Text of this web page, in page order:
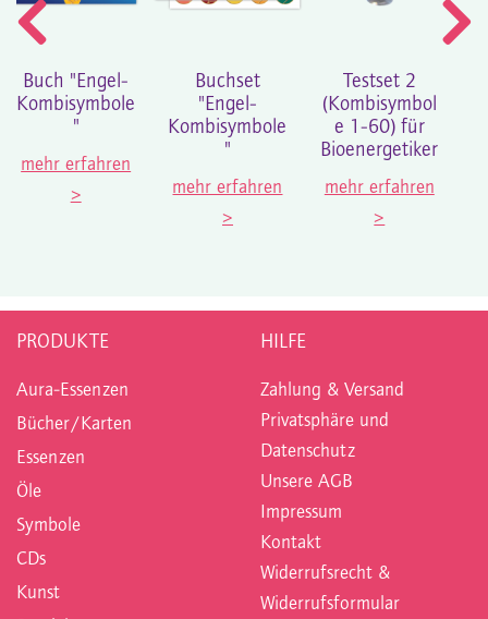
Buch "Engel-
Kombisymbole
"
mehr erfahren
>
Buchset
"Engel-
Kombisymbole
"
mehr erfahren
>
Testset 2
(Kombisymbol
e 1-60) für
Bioenergetiker
mehr erfahren
>
PRODUKTE
Aura-Essenzen
Bücher/Karten
Essenzen
Öle
Symbole
CDs
Kunst
HILFE
Zahlung & Versand
Privatsphäre und
Datenschutz
Unsere AGB
Impressum
Kontakt
Widerrufsrecht &
Widerrufsformular